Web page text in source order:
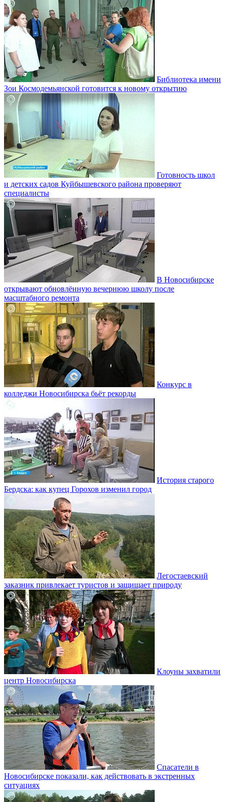
Библиотека имени
Зои Космодемьянской готовится к новому открытию
Готовность школ
и детских садов Куйбышевского района проверяют
специалисты
В Новосибирске
открывают обновлённую вечернюю школу после
масштабного ремонта
Конкурс в
колледжи Новосибирска бьёт рекорды
История старого
Бердска: как купец Горохов изменил город
Легостаевский
заказник привлекает туристов и защищает природу
Клоуны захватили
центр Новосибирска
Спасатели в
Новосибирске показали, как действовать в экстренных
ситуациях